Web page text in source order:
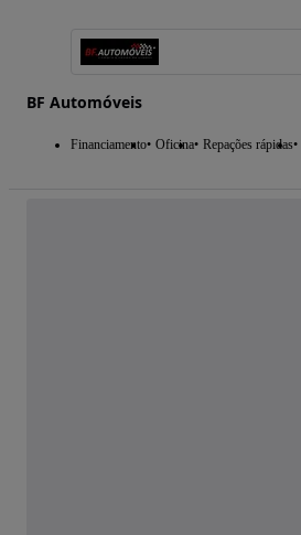
BF Automóveis
Financiamento Oficina Repações rápidas